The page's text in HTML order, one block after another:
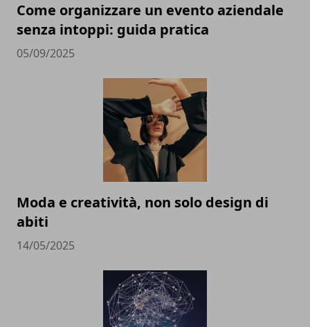
Come organizzare un evento aziendale
senza intoppi: guida pratica
05/09/2025
Moda e creatività, non solo design di
abiti
14/05/2025